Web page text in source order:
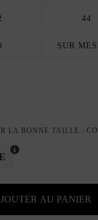
44
SUR
LA BONNE TAILLE :
AU PANIER